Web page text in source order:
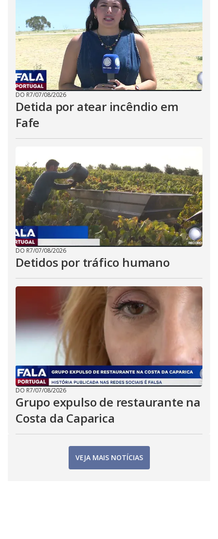
DO R7/07/08/2026
Detida por atear incêndio em
Fafe
DO R7/07/08/2026
Detidos por tráfico humano
DO R7/07/08/2026
Grupo expulso de restaurante na
Costa da Caparica
VEJA MAIS NOTÍCIAS